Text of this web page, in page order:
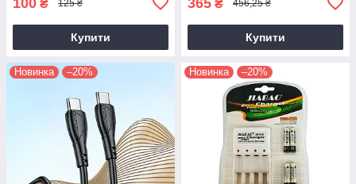
₴ 125 ₴
Купити
₴ 456,25 ₴
Купити
Новинка –20% Новинка –20%